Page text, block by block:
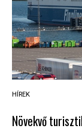
HÍREK
Növekvő